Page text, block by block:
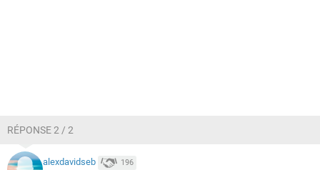
RÉPONSE 2 / 2
alexdavidseb 196